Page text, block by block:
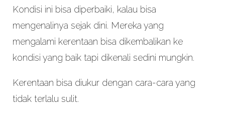
Kondisi ini bisa diperbaiki, kalau bisa
mengenalinya sejak dini. Mereka yang
mengalami kerentaan bisa dikembalikan ke
kondisi yang baik tapi dikenali sedini mungkin.
Kerentaan bisa diukur dengan cara-cara yang
tidak terlalu sulit.